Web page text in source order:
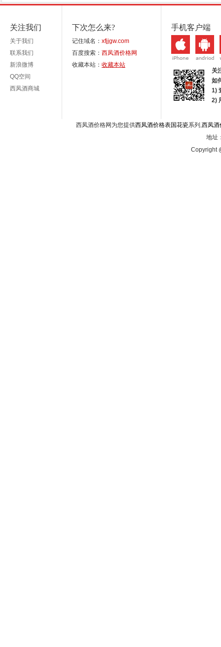
关注我们
关于我们
联系我们
新浪微博
QQ空间
西凤酒商城
下次怎么来?
记住域名： xfjjgw.com
百度搜索： 西凤酒价格网
收藏本站： 收藏本站
手机客户端
关
如
1)
2)
西凤酒价格网为您提供西凤酒价格表国花瓷系列,西凤酒
地址
Copyright